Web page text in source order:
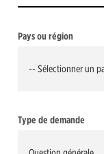
Pays ou région
Type de demande